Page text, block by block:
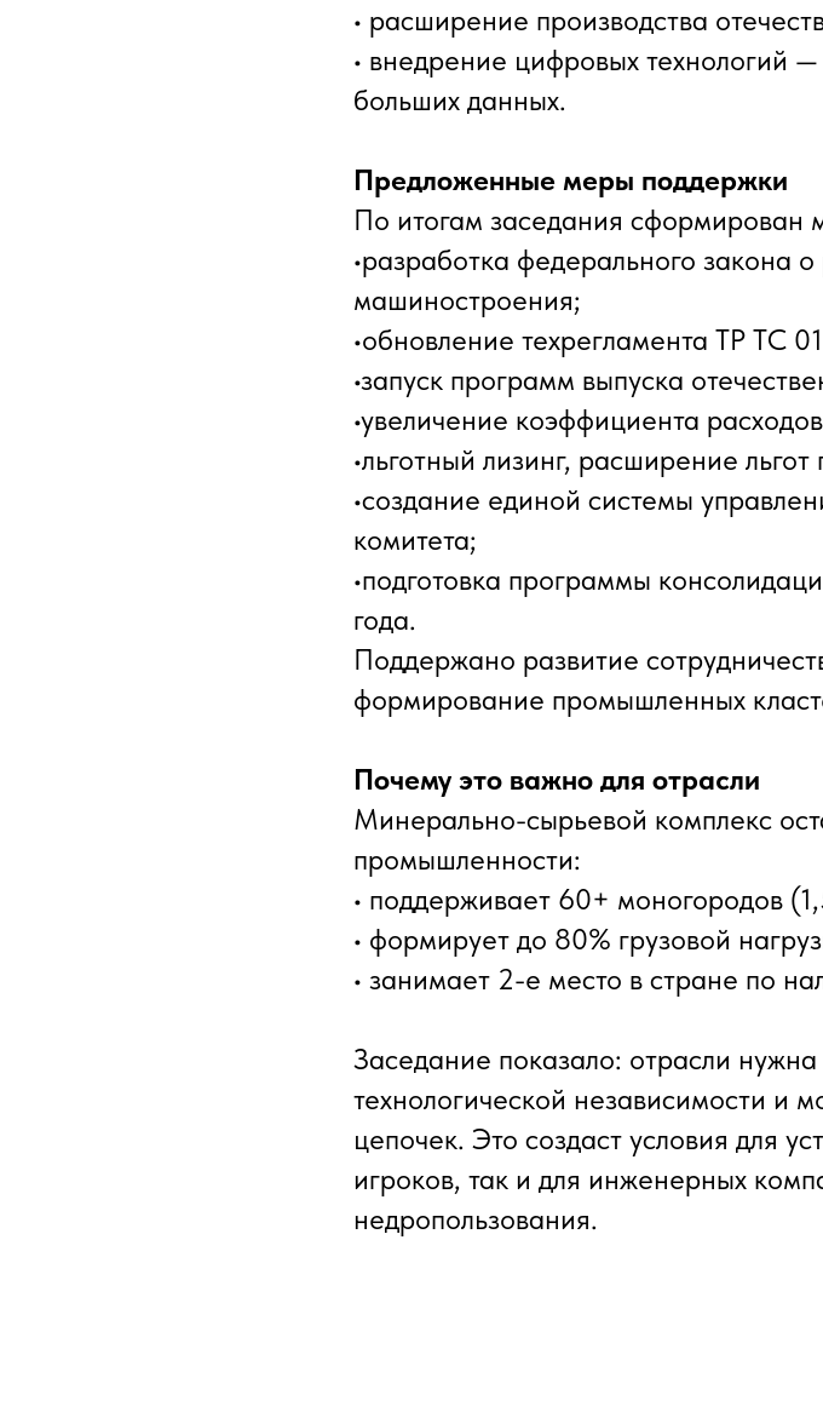
• расширение производства
• внедрение цифровых технологий
больших данных.
Предложенные меры поддержки
По итогам заседания
•разработка федерального закона о
машиностроения;
•обновление техрегламента ТР ТС
•запуск программ выпуска
•увеличение коэффициента
•льготный лизинг, расширение
•создание единой системы
комитета;
•подготовка программы
года.
Поддержано развитие
формирование промышленных
Почему это важно для отрасли
Минерально-сырьевой комплекс
промышленности:
• поддерживает 60+ моногородов
• формирует до 80% грузовой
• занимает 2-е место в стране по
Заседание показало: отрасли
технологической независимости и
цепочек. Это создаст условия для
игроков, так и для инженерных
недропользования.